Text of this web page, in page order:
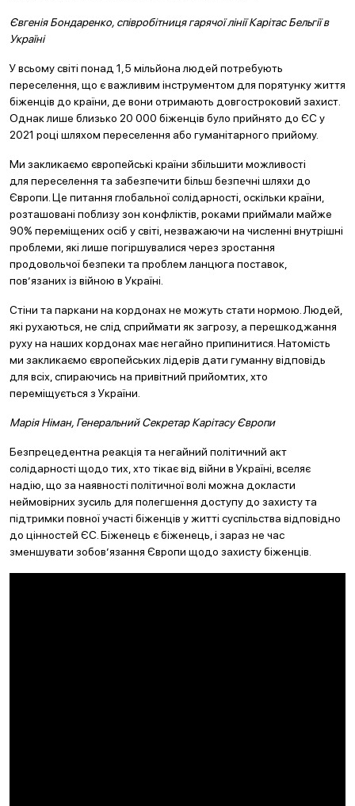
Євгенія Бондаренко, співробітниця гарячої лінії Карітас Бельгії в
Україні
У всьому світі понад 1,5 мільйона людей потребують
переселення, що є важливим інструментом для порятунку життя
біженців до країни, де вони отримають довгостроковий захист.
Однак лише близько 20 000 біженців було прийнято до ЄС у
2021 році шляхом переселення або гуманітарного прийому.
Ми закликаємо європейські країни збільшити можливості
для переселення та забезпечити більш безпечні шляхи до
Європи. Це питання глобальної солідарності, оскільки країни,
розташовані поблизу зон конфліктів, роками приймали майже
90% переміщених осіб у світі, незважаючи на численні внутрішні
проблеми, які лише погіршувалися через зростання
продовольчої безпеки та проблем ланцюга поставок,
пов’язаних із війною в Україні.
Стіни та паркани на кордонах не можуть стати нормою. Людей,
які рухаються, не слід сприймати як загрозу, а перешкоджання
руху на наших кордонах має негайно припинитися. Натомість
ми закликаємо європейських лідерів дати гуманну відповідь
для всіх, спираючись на привітний прийомтих, хто
переміщується з України.
Марія Німан, Генеральний Секретар Карітасу Європи
Безпрецедентна реакція та негайний політичний акт
солідарності щодо тих, хто тікає від війни в Україні, вселяє
надію, що за наявності політичної волі можна докласти
неймовірних зусиль для полегшення доступу до захисту та
підтримки повної участі біженців у житті суспільства відповідно
до цінностей ЄС. Біженець є біженець, і зараз не час
зменшувати зобов’язання Європи щодо захисту біженців.